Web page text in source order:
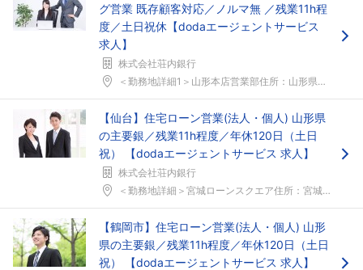
グ営業 既存顧客対応／ノルマ無 ／残業11h程
度／土日祝休【dodaエージェントサービス
求人】
株式会社荘内銀行
＜勤務地詳細1＞山形本店営業部住所：山形県山形市本...
【仙台】住宅ローン営業(法人・個人) 山形県
の主要銀／残業11h程度／年休120日（土日
祝） 【dodaエージェントサービス 求人】
株式会社荘内銀行
＜勤務地詳細＞宮城ローンスクエア住所：宮城県仙台市...
【鶴岡市】住宅ローン営業(法人・個人) 山形
県の主要銀／残業11h程度／年休120日（土日
祝） 【dodaエージェントサービス 求人】